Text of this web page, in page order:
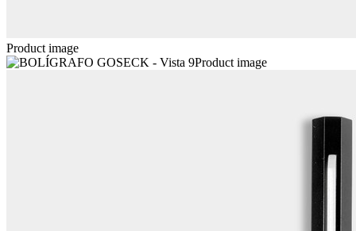
Product image
Product image